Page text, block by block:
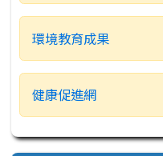
環境教育成果
健康促進網